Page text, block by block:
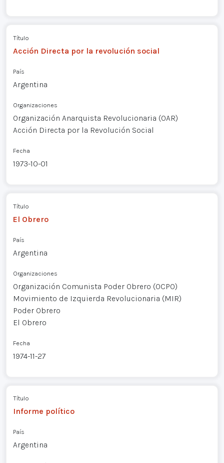
Título
Acción Directa por la revolución social
País
Argentina
Organizaciones
Organización Anarquista Revolucionaria (OAR)
Acción Directa por la Revolución Social
Fecha
1973-10-01
Título
El Obrero
País
Argentina
Organizaciones
Organización Comunista Poder Obrero (OCPO)
Movimiento de Izquierda Revolucionaria (MIR)
Poder Obrero
El Obrero
Fecha
1974-11-27
Título
Informe político
País
Argentina